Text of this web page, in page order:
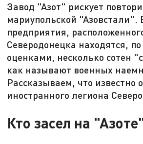
Завод "Азот" рискует
мариупольской "Азовстали".
предприятия,
Северодонецка находятся,
оценками, несколько сотен
как называют военных
Рассказываем, что известно
иностранного легиона
Кто засел на